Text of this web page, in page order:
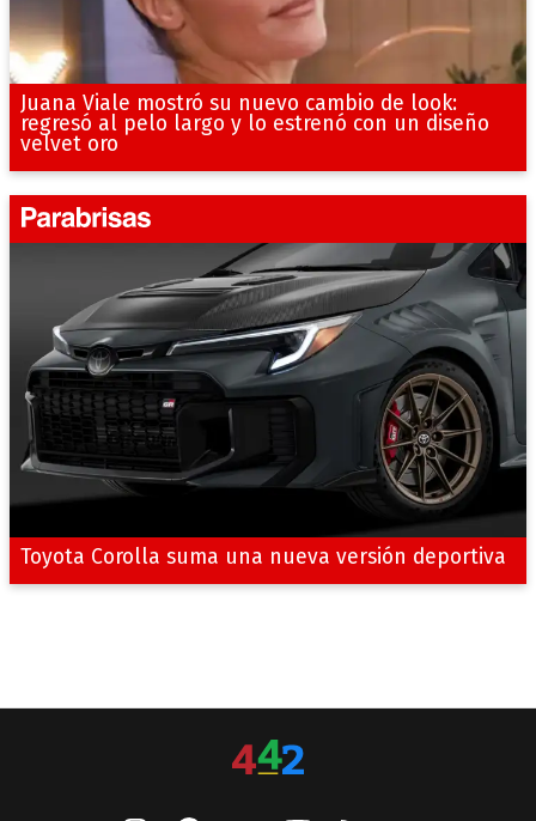
Juana Viale mostró su nuevo cambio de look:
regresó al pelo largo y lo estrenó con un diseño
velvet oro
Toyota Corolla suma una nueva versión deportiva